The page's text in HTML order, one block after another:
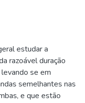
estudar a
razoável duração
se em
semelhantes nas
e que estão